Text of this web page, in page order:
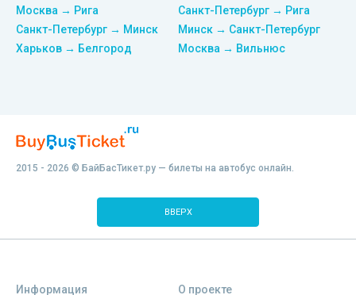
Москва → Рига
Санкт-Петербург → Минск
Харьков → Белгород
Санкт-Петербург → Рига
Минск → Санкт-Петербург
Москва → Вильнюс
2015 - 2026 © БайБасТикет.ру — билеты на автобус онлайн.
ВВЕРХ
Информация О проекте